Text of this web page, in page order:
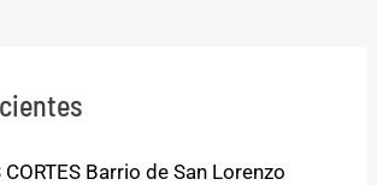
CORTES Barrio de San Lorenzo